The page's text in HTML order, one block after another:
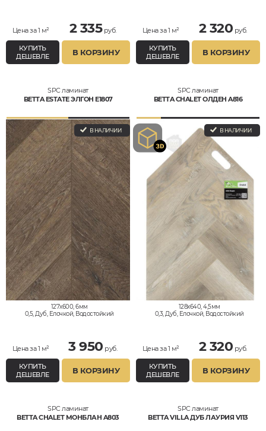
Цена за 1 м² 2 335руб.
КУПИТЬ
ДЕШЕВЛЕ
В КОРЗИНУ
Цена за 1 м² 2 320 руб.
КУПИТЬ
ДЕШЕВЛЕ
В КОРЗИНУ
SPC ламинат
BETTA ESTATE ЭЛГОН E1807
В НАЛИЧИИ
127x600, 6мм
0,5, Дуб, Елочкой, Водостойкий
Цена за 1 м² 3 950 руб.
КУПИТЬ
ДЕШЕВЛЕ
В КОРЗИНУ
SPC ламинат
BETTA CHALET ОЛДЕН A816
В НАЛИЧИИ
128x640, 4,5мм
0,3, Дуб, Елочкой, Водостойкий
Цена за 1 м² 2 320 руб.
КУПИТЬ
ДЕШЕВЛЕ
В КОРЗИНУ
SPC ламинат
BETTA CHALET МОНБЛАН A803
SPC ламинат
BETTA VILLA ДУБ ЛАУРИЯ V113